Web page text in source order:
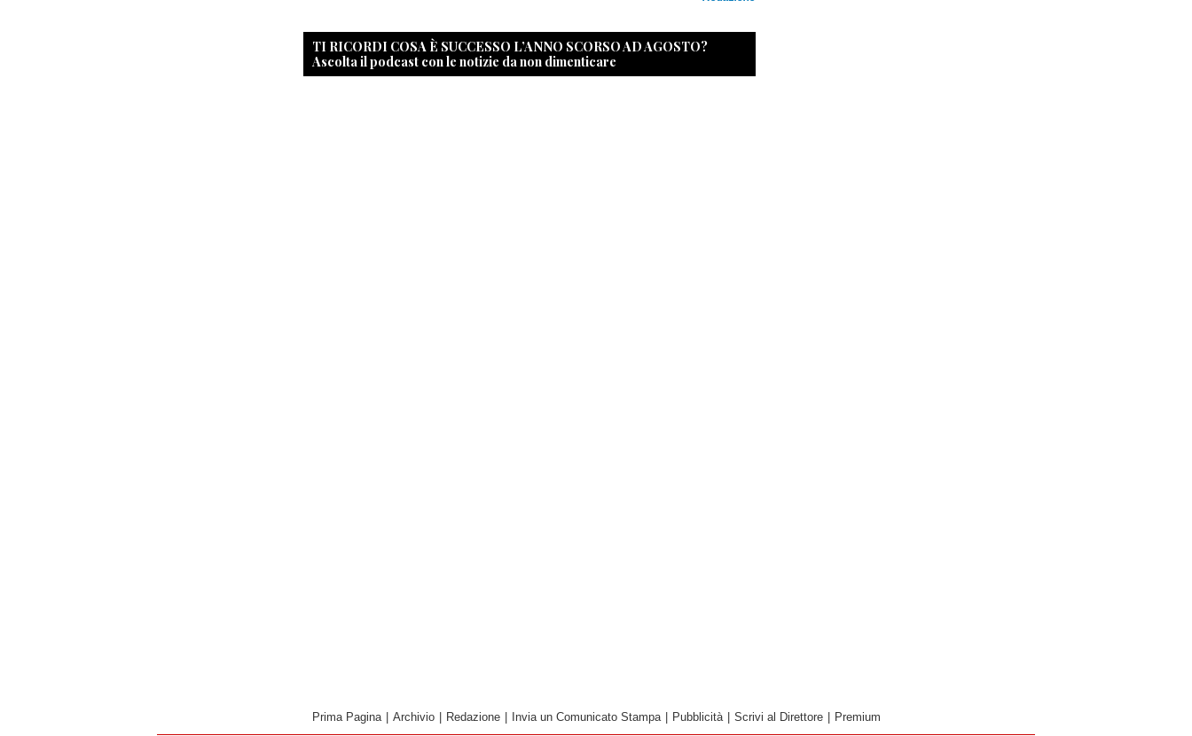
TI RICORDI COSA È SUCCESSO L’ANNO SCORSO AD AGOSTO?
Ascolta il podcast con le notizie da non dimenticare
Prima Pagina Archivio Redazione Invia un Comunicato Stampa Pubblicità Scrivi al Direttore Premium